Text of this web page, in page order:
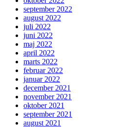
september 2022
august 2022
juli 2022
juni 2022
maj 2022
april 2022
marts 2022
februar 2022
januar 2022
december 2021
november 2021
oktober 2021
september 2021
august 2021